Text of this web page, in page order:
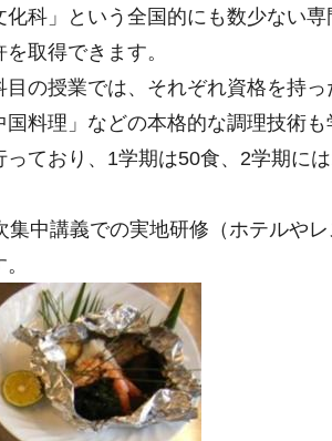
科」という全国的にも数少ない
取得できます。
の授業では、それぞれ資格を持
料理」などの本格的な調理技術
ており、1学期は50食、2学期に
中講義での実地研修（ホテルやレ